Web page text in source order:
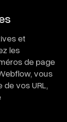
et
les
de page
vous
vos URL,